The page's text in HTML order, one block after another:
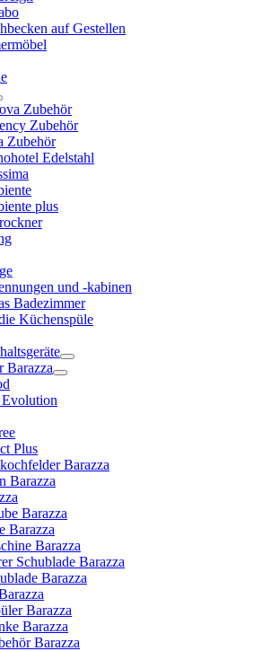
auf Gestellen
Zubehör
Zubehör
Zubehör
Edelstahl
plus
und -kabinen
Badezimmer
Küchenspüle
Barazza
Plus
Barazza
Barazza
Barazza
Barazza
Barazza
Schublade Barazza
Barazza
Barazza
Barazza
Barazza